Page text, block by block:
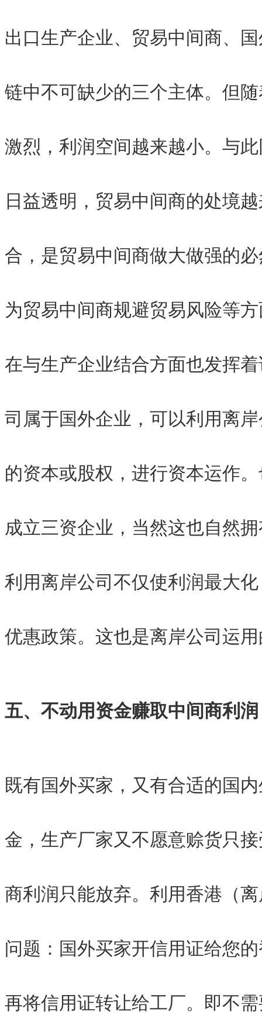
出口生产企业、贸易中间商、
链中不可缺少的三个主体。但
激烈，利润空间越来越小。与
日益透明，贸易中间商的处境
合，是贸易中间商做大做强的
为贸易中间商规避贸易风险等
在与生产企业结合方面也发挥
司属于国外企业，可以利用离
的资本或股权，进行资本运作
成立三资企业，当然这也自然
利用离岸公司不仅使利润最大
优惠政策。这也是离岸公司运
五、不动用资金赚取中间商利润
既有国外买家，又有合适的国
金，生产厂家又不愿意赊货只
商利润只能放弃。利用香港（
问题：国外买家开信用证给您
再将信用证转让给工厂。即不